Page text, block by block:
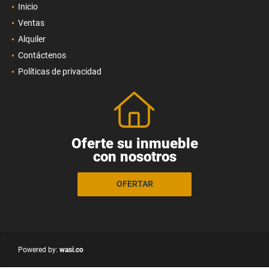
Inicio
Ventas
Alquiler
Contáctenos
Políticas de privacidad
Oferte su inmueble
con nosotros
OFERTAR
Powered by: wasi.co